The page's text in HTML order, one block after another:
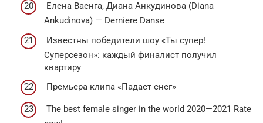
Елена Ваенга, Диана Анкудинова (Diana
Ankudinova) — Derniere Danse
Известны победители шоу «Ты супер!
Суперсезон»: каждый финалист получил
квартиру
Премьера клипа «Падает снег»
The best female singer in the world 2020—2021 Rate